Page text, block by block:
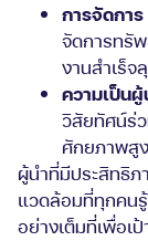
การจัดกา
จัดการทรั
งานสำเร็จ
ความเป็น
วิสัยทัศน์ร่
ศักยภาพสู
ผู้นำที่มีประสิทธิภ
แวดล้อมที่ทุกคน
อย่างเต็มที่เพื่อเ